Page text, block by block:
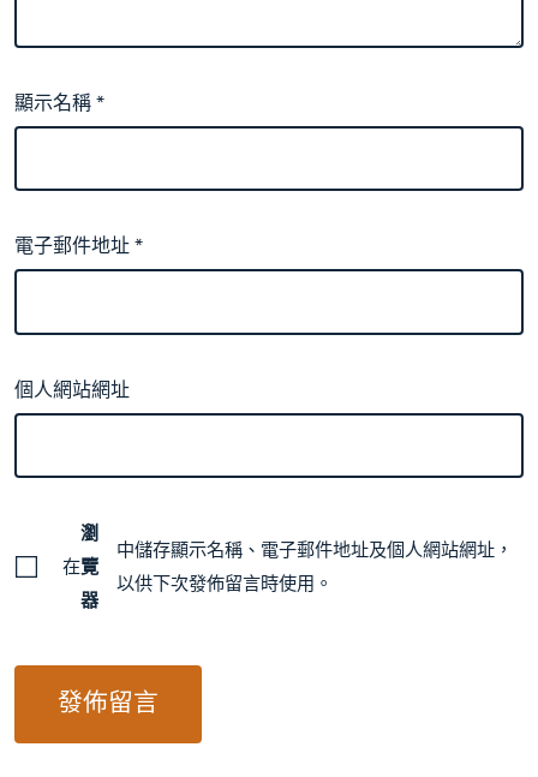
顯示名稱*
電子郵件地址*
個人網站網址
在
瀏
覽
器
中儲存顯示名稱、電子郵件地址及個人網站網址，
以供下次發佈留言時使用。